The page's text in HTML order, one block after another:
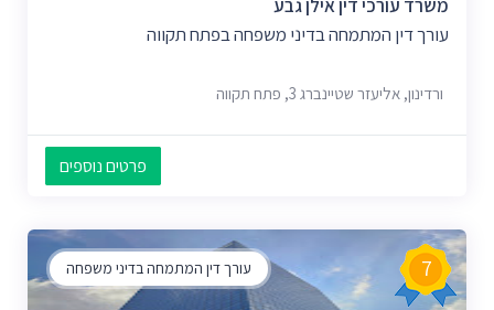
משרד עורכי דין אילן גבע
עורך דין המתמחה בדיני משפחה בפתח תקווה
ורדינון, אליעזר שטיינברג 3, פתח תקווה
פרטים נוספים
עורך דין המתמחה בדיני משפחה 7